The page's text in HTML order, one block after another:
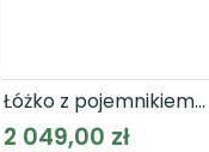
Łóżko z pojemnikiem
160 x 200 BADERNA
2 049,00 zł